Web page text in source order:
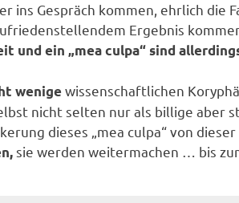
ins Gespräch kommen, ehrlich die
Ergebnis
und ein „mea culpa“ sind
wenigewissenschaftlichen
nicht selten nur als billige aber
dieses „mea culpa“ von
sie werden weitermachen … bis